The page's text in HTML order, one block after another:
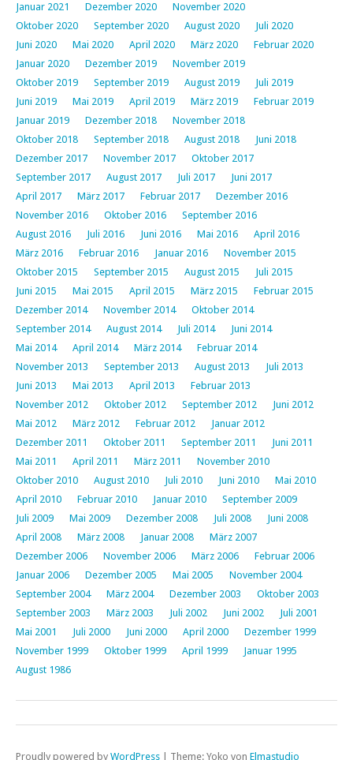
Januar 2021
Dezember 2020
November 2020
Oktober 2020
September 2020 August 2020
Juli 2020
Juni 2020
Mai 2020 April 2020 März 2020
Februar 2020
Januar 2020
Dezember 2019
November 2019
Oktober 2019
September 2019 August 2019
Juli 2019
Juni 2019
Mai 2019 April 2019 März 2019
Februar 2019
Januar 2019
Dezember 2018
November 2018
Oktober 2018
September 2018 August 2018
Juni 2018
Dezember 2017
November 2017
Oktober 2017
September 2017
August 2017 Juli 2017
Juni 2017
April 2017
März 2017 Februar 2017
Dezember 2016
November 2016
Oktober 2016
September 2016
August 2016
Juli 2016 Juni 2016 Mai 2016
April 2016
März 2016
Februar 2016 Januar 2016
November 2015
Oktober 2015
September 2015 August 2015
Juli 2015
Juni 2015
Mai 2015 April 2015 März 2015
Februar 2015
Dezember 2014
November 2014
Oktober 2014
September 2014
August 2014 Juli 2014
Juni 2014
Mai 2014
April 2014 März 2014
Februar 2014
November 2013
September 2013 August 2013
Juli 2013
Juni 2013
Mai 2013 April 2013
Februar 2013
November 2012
Oktober 2012 September 2012
Juni 2012
Mai 2012
März 2012 Februar 2012
Januar 2012
Dezember 2011
Oktober 2011 September 2011
Juni 2011
Mai 2011
April 2011 März 2011
November 2010
Oktober 2010
August 2010 Juli 2010 Juni 2010
Mai 2010
April 2010
Februar 2010 Januar 2010
September 2009
Juli 2009
Mai 2009 Dezember 2008 Juli 2008
Juni 2008
April 2008
März 2008 Januar 2008
März 2007
Dezember 2006
November 2006 März 2006
Februar 2006
Januar 2006
Dezember 2005 Mai 2005
November 2004
September 2004
März 2004 Dezember 2003
Oktober 2003
September 2003
März 2003 Juli 2002 Juni 2002
Juli 2001
Mai 2001
Juli 2000 Juni 2000 April 2000
Dezember 1999
November 1999
Oktober 1999 April 1999
Januar 1995
August 1986
Proudly powered by WordPress Theme: Yoko von Elmastudio